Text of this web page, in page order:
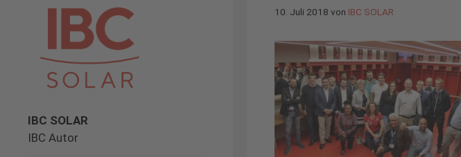
10. Juli 2018 von IBC SOLAR
IBC SOLAR
IBC Autor